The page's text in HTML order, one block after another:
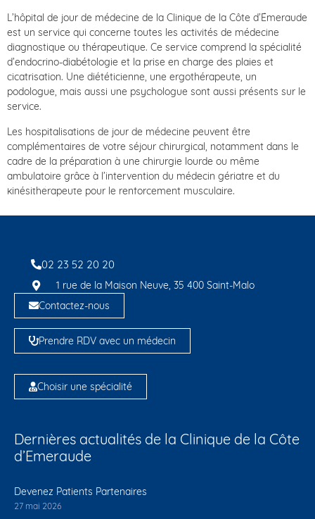
L’hôpital de jour de médecine de la Clinique de la Côte d’Émeraude
est un service qui concerne toutes les activités de médecine
diagnostique ou thérapeutique. Ce service comprend la spécialité
d’endocrino-diabétologie et la prise en charge des plaies et
cicatrisation. Une diététicienne, une ergothérapeute, un
podologue, mais aussi une psychologue sont aussi présents sur le
service.
Les hospitalisations de jour de médecine peuvent être
complémentaires de votre séjour chirurgical, notamment dans le
cadre de la préparation à une chirurgie lourde ou même
ambulatoire grâce à l’intervention du médecin gériatre et du
kinésithérapeute pour le renforcement musculaire.
02 23 52 20 20
1 rue de la Maison Neuve, 35 400 Saint-Malo
Contactez-nous
Prendre RDV avec un médecin
Choisir une spécialité
Dernières actualités de la Clinique de la Côte
d’Emeraude
Devenez Patients Partenaires
27 mai 2026